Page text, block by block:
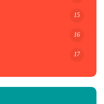
15
16
17